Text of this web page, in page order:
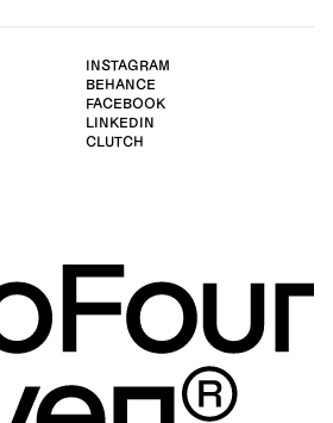
INSTAGRAM
BEHANCE
FACEBOOK
LINKEDIN
CLUTCH